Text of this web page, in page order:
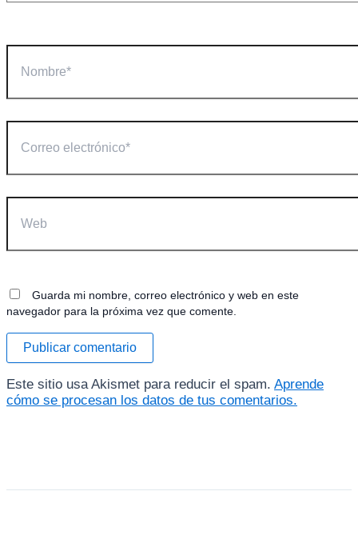
electrónico*
Guarda mi nombre, correo electrónico y web en este
navegador para la próxima vez que comente.
Este sitio usa Akismet para reducir el spam. Aprende
cómo se procesan los datos de tus comentarios.